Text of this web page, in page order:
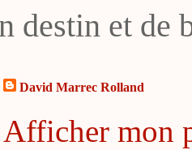
destin et de
David Marrec Rolland
Afficher mon